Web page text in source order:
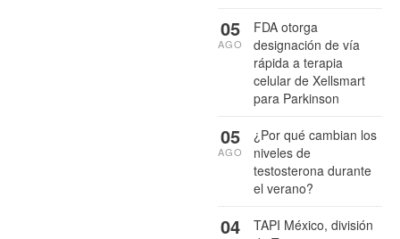
FDA otorga
designación de vía
rápida a terapia
celular de Xellsmart
para Parkinson
05
AGO
¿Por qué cambian los
niveles de
testosterona durante
el verano?
05
AGO
TAPI México, división
04